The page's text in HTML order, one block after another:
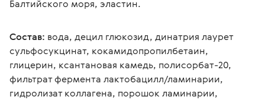
Балтийского моря, эластин.
Состав: вода, децил глюкозид, динатрия лаурет
сульфосукцинат, кокамидопропилбетаин,
глицерин, ксантановая камедь, полисорбат-20,
фильтрат фермента лактобацилл/ламинарии,
гидролизат коллагена, порошок ламинарии,